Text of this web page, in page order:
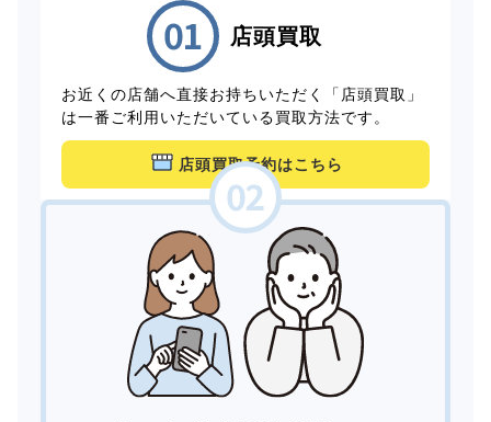
店頭買取
お近くの店舗へ直接お持ちいただく「店頭買取」
は一番ご利用いただいている買取方法です。
店頭買取予約はこちら